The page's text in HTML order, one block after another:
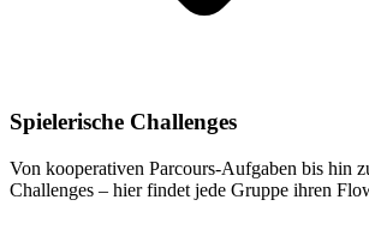
Spielerische Challenges
Von kooperativen Parcours-Aufgaben bis hin
Challenges – hier findet jede Gruppe ihren